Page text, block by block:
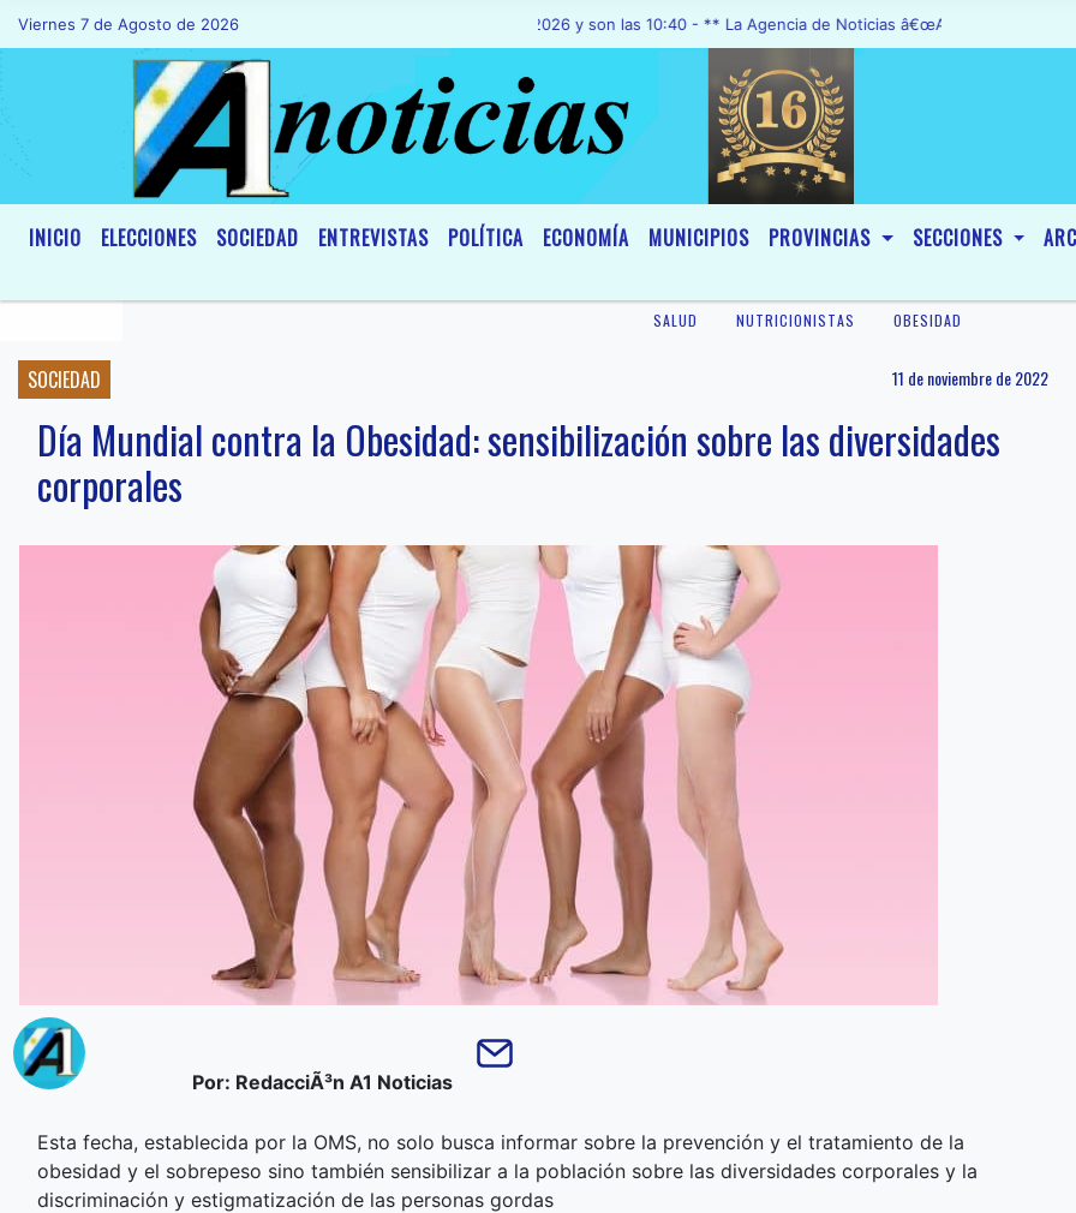
Viernes 7 de Agosto de 2026Hoy es Viernes 7 de Agosto de 2026 y son las 10:40 - ** La Agencia de Noticias â€œA1 Noticiasâ€, fue
INICIO ELECCIONES SOCIEDAD ENTREVISTAS POLÍTICA ECONOMÍA MUNICIPIOS PROVINCIAS SECCIONES
SALUD NUTRICIONISTAS OBESIDAD
SOCIEDAD 11 de noviembre de 2022
Día Mundial contra la Obesidad: sensibilización sobre las diversidades
corporales
Por: RedacciÃ³n A1 Noticias
Esta fecha, establecida por la OMS, no solo busca informar sobre la prevención y el tratamiento de la
obesidad y el sobrepeso sino también sensibilizar a la población sobre las diversidades corporales y la
discriminación y estigmatización de las personas gordas